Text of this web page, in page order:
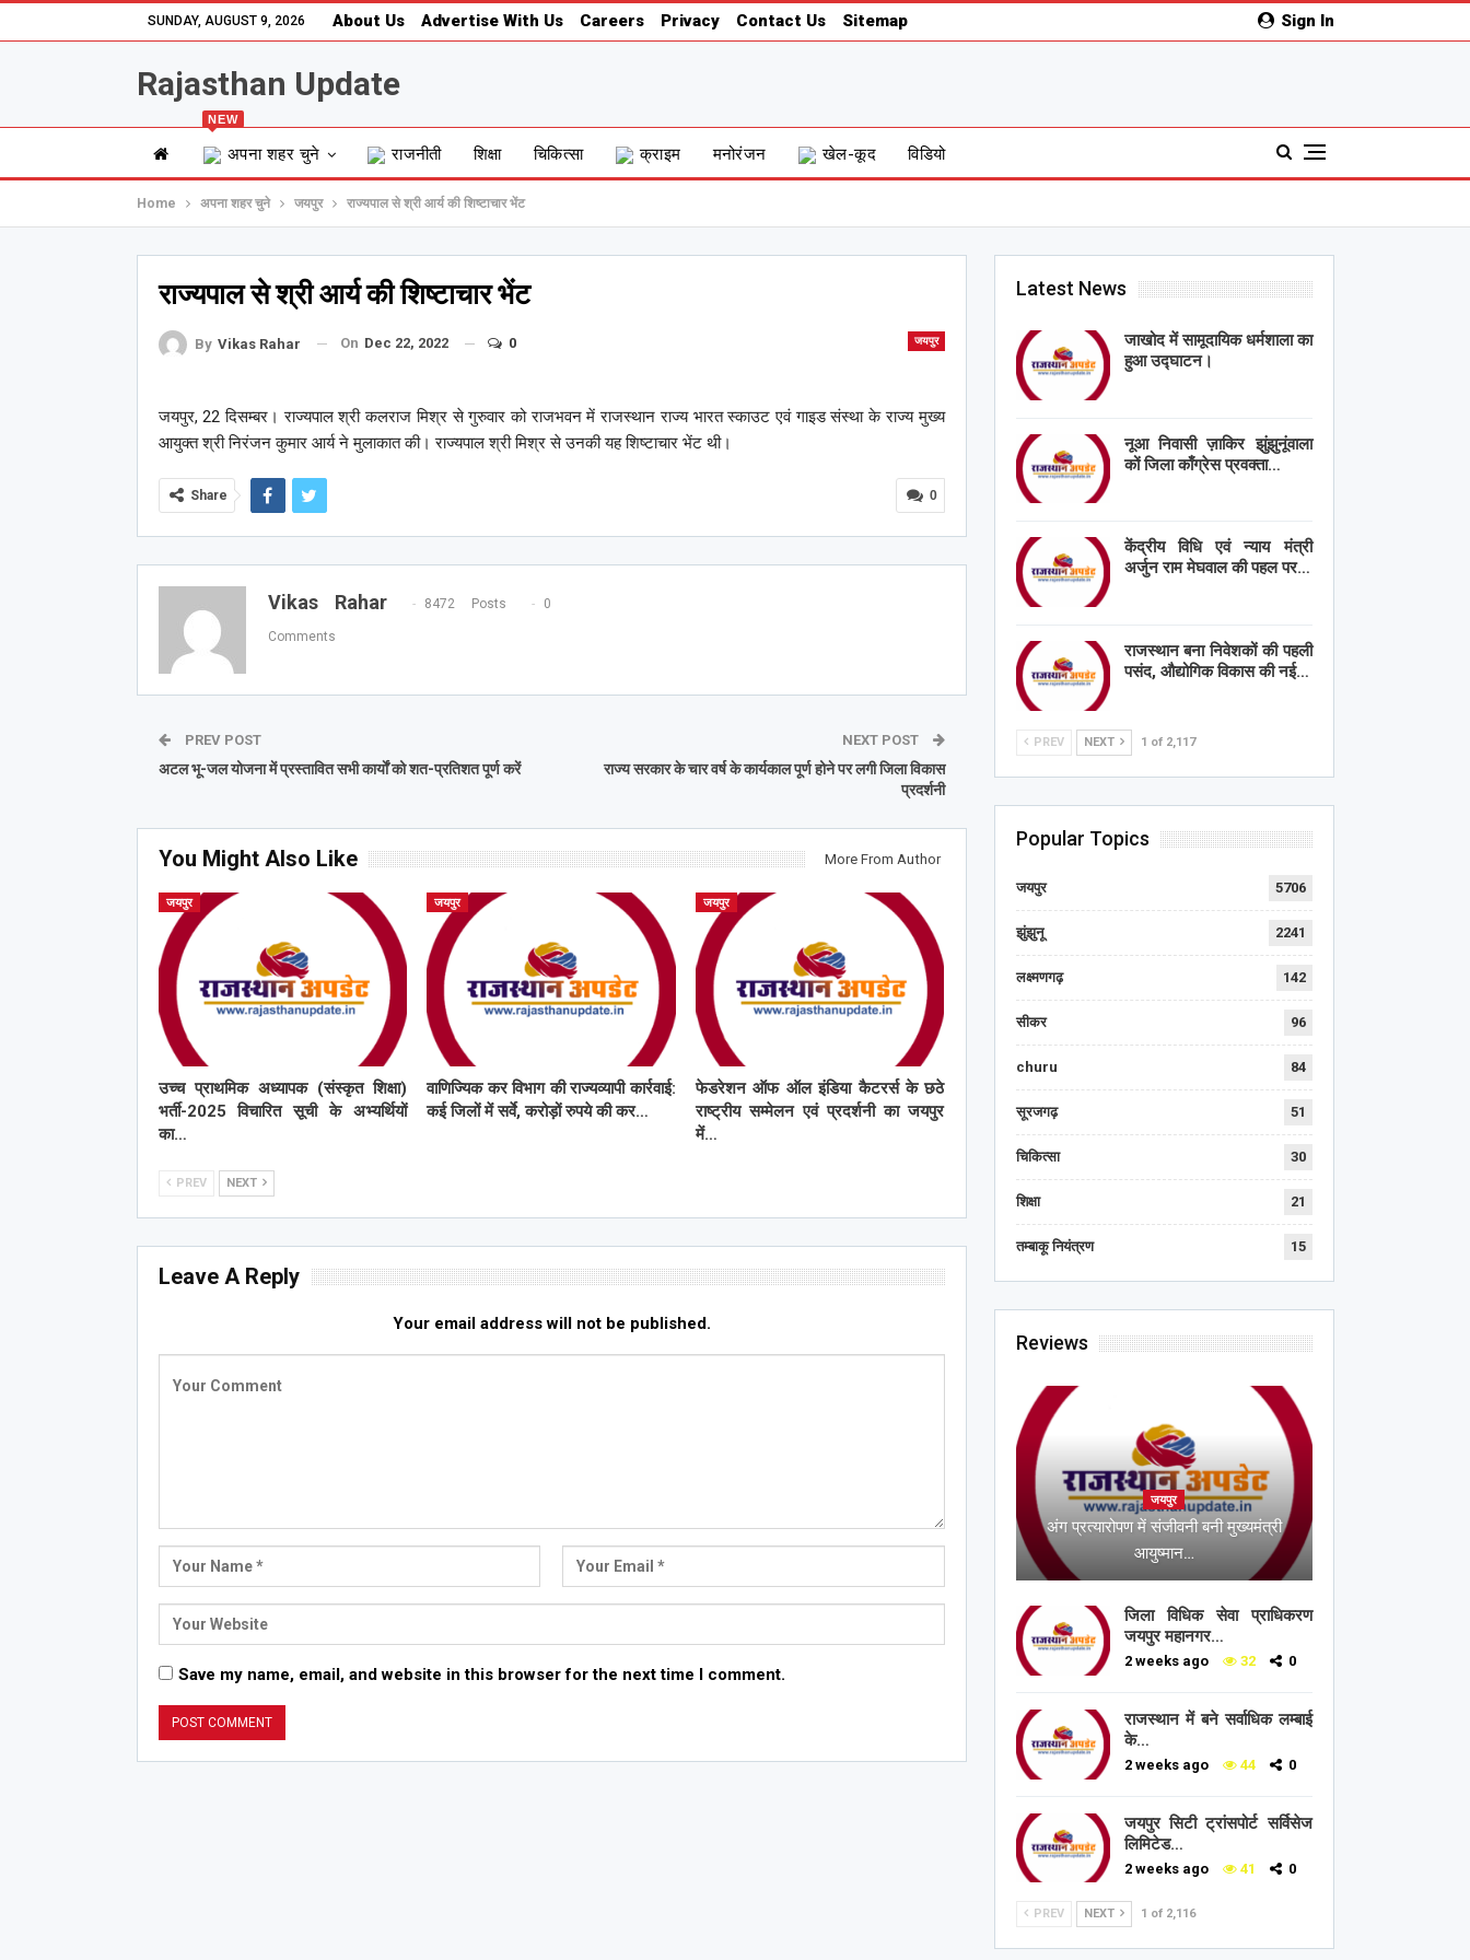
Sign In
SUNDAY, AUGUST 9, 2026 About Us Advertise With Us Careers Privacy Contact Us Sitemap
Rajasthan Update
अपना शहर चुने
NEW
राजनीती शिक्षा चिकित्सा क्राइम मनोरंजन खेल-कूद विडियो
Home अपना शहर चुने जयपुर राज्यपाल से श्री आर्य की शिष्टाचार भेंट
राज्यपाल से श्री आर्य की शिष्टाचार भेंट
जयपुर
By Vikas Rahar On Dec 22, 2022 0
जयपुर, 22 दिसम्बर। राज्यपाल श्री कलराज मिश्र से गुरुवार को राजभवन में राजस्थान राज्य भारत स्काउट एवं गाइड संस्था के राज्य मुख्य
आयुक्त श्री निरंजन कुमार आर्य ने मुलाकात की। राज्यपाल श्री मिश्र से उनकी यह शिष्टाचार भेंट थी।
0
Share
Vikas Rahar 8472 Posts 0
Comments
PREV POST
अटल भू-जल योजना में प्रस्तावित सभी कार्याें को शत-प्रतिशत पूर्ण करें
NEXT POST
राज्य सरकार के चार वर्ष के कार्यकाल पूर्ण होने पर लगी जिला विकास
प्रदर्शनी
You Might Also Like More From Author
जयपुर
उच्च प्राथमिक अध्यापक (संस्कृत शिक्षा)
भर्ती-2025 विचारित सूची के अभ्यर्थियों
का…
जयपुर
वाणिज्यिक कर विभाग की राज्यव्यापी कार्रवाई:
कई जिलों में सर्वे, करोड़ों रुपये की कर…
जयपुर
फेडरेशन ऑफ ऑल इंडिया कैटरर्स के छठे
राष्ट्रीय सम्मेलन एवं प्रदर्शनी का जयपुर
में…
PREV NEXT
Leave A Reply
Your email address will not be published.
Save my name, email, and website in this browser for the next time I comment.
Latest News
जाखोद में सामूदायिक धर्मशाला का
हुआ उद्घाटन।
नूआ निवासी ज़ाकिर झुंझुनूंवाला
कों जिला काँग्रेस प्रवक्ता…
केंद्रीय विधि एवं न्याय मंत्री
अर्जुन राम मेघवाल की पहल पर…
राजस्थान बना निवेशकों की पहली
पसंद, औद्योगिक विकास की नई…
PREV NEXT 1 of 2,117
Popular Topics
जयपुर 5706
झुंझुनू 2241
लक्ष्मणगढ़ 142
सीकर 96
churu 84
सूरजगढ़ 51
चिकित्सा 30
शिक्षा 21
तम्बाकू नियंत्रण 15
Reviews
जयपुर
अंग प्रत्यारोपण में संजीवनी बनी मुख्यमंत्री
आयुष्मान…
जिला विधिक सेवा प्राधिकरण
जयपुर महानगर…
2 weeks ago 32 0
राजस्थान में बने सर्वाधिक लम्बाई
के…
2 weeks ago 44 0
जयपुर सिटी ट्रांसपोर्ट सर्विसेज
लिमिटेड…
2 weeks ago 41 0
PREV NEXT 1 of 2,116